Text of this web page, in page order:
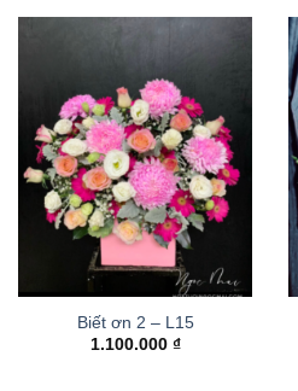
Biết ơn 2 – L15
1.100.000 ₫